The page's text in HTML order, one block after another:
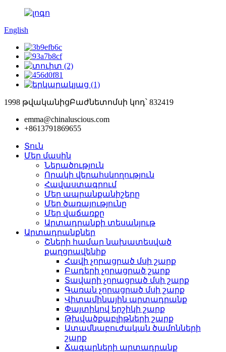
English
1998 թվականիցԲաժնետոմսի կոդ՝ 832419
emma@chinaluscious.com
+8613791869655
Տուն
Մեր մասին
Ներածություն
Որակի վերահսկողություն
Հավաստագրում
Մեր ապրանքանիշերը
Մեր ծառայությունը
Մեր վաճառքը
Արտադրանքի տեսանյութ
Արտադրանքներ
Շների համար նախատեսված
քաղցրավենիք
Հավի չորացրած մսի շարք
Բադերի չորացրած շարք
Տավարի չորացրած մսի շարք
Գառան չորացրած մսի շարք
Վիտամինային արտադրանք
Փայտիկով երշիկի շարք
Թխվածքաբլիթների շարք
Ատամնաբուժական ծամոնների
շարք
Ճագարների արտադրանք